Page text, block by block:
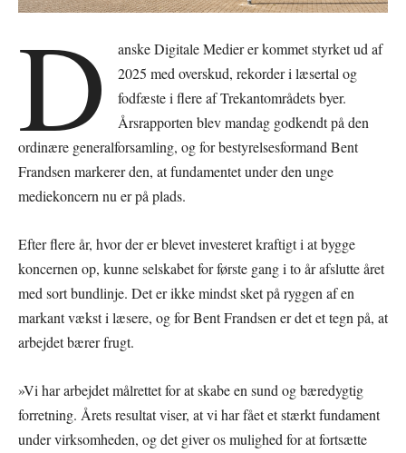
D
anske Digitale Medier er kommet styrket ud af
2025 med overskud, rekorder i læsertal og
fodfæste i flere af Trekantområdets byer.
Årsrapporten blev mandag godkendt på den
ordinære generalforsamling, og for bestyrelsesformand Bent
Frandsen markerer den, at fundamentet under den unge
mediekoncern nu er på plads.
Efter flere år, hvor der er blevet investeret kraftigt i at bygge
koncernen op, kunne selskabet for første gang i to år afslutte året
med sort bundlinje. Det er ikke mindst sket på ryggen af en
markant vækst i læsere, og for Bent Frandsen er det et tegn på, at
arbejdet bærer frugt.
»Vi har arbejdet målrettet for at skabe en sund og bæredygtig
forretning. Årets resultat viser, at vi har fået et stærkt fundament
under virksomheden, og det giver os mulighed for at fortsætte